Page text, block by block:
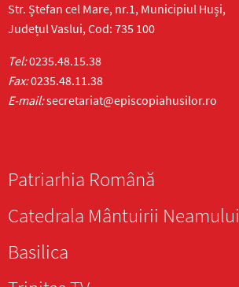
Str. Ștefan cel Mare, nr.1, Municipiul Huși,
Județul Vaslui, Cod: 735 100
Tel:0235.48.15.38
Fax:0235.48.11.38
E-mail:secretariat@episcopiahusilor.ro
Patriarhia Română
Catedrala Mântuirii Neamului
Basilica